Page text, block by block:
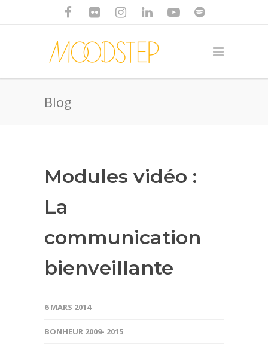
Blog
Modules vidéo :
La
communication
bienveillante
6 MARS 2014
BONHEUR 2009- 2015